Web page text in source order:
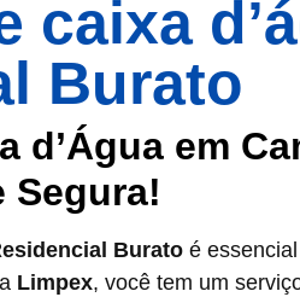
caixa
Burato
d’Água em
Segura!
Burato é
Limpex, você tem um